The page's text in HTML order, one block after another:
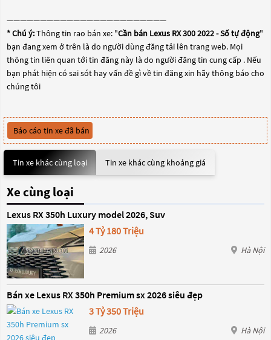
————————————————————————
* Chú ý:Thông tin rao bán xe: "Cần bán Lexus RX 300 2022 - Số tự động"
bạn đang xem ở trên là do người dùng đăng tải lên trang web. Mọi
thông tin liên quan tới tin đăng này là do người đăng tin cung cấp . Nếu
bạn phát hiện có sai sót hay vấn đề gì về tin đăng xin hãy thông báo cho
chúng tôi
Báo cáo tin xe đã bán
Tin xe khác cùng loại Tin xe khác cùng khoảng giá
Xe cùng loại
Lexus RX 350h Luxury model 2026, Suv
4 Tỷ 180 Triệu
2026 Hà Nội
Bán xe Lexus RX 350h Premium sx 2026 siêu đẹp
3 Tỷ 350 Triệu
2026 Hà Nội